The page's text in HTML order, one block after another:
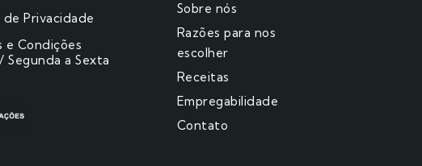
de Privacidade
e Condições
Segunda a Sexta
Sobre nós
Razões para nos
escolher​
Receitas
Empregabilidade
Contato